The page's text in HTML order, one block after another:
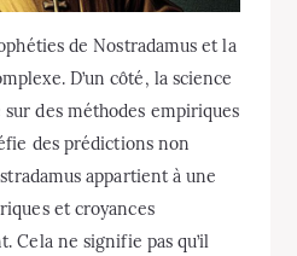
de Nostradamus et la
D’un côté, la science
des méthodes empiriques
des prédictions non
appartient à une
et croyances
Cela ne signifie pas qu’il